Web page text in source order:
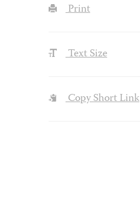
Print
Text Size
Copy Short Link